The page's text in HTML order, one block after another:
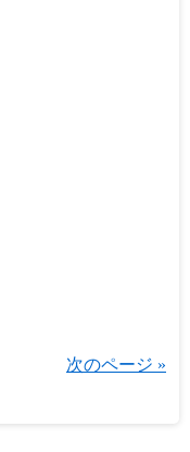
次のページ »